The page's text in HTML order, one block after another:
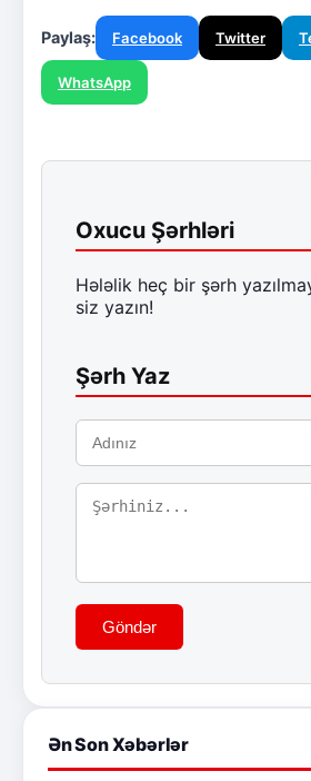
Paylaş: Facebook Twitter
WhatsApp
Oxucu Şərhləri
Hələlik heç bir şərh
siz yazın!
Şərh Yaz
Göndər
Ən Son Xəbərlər